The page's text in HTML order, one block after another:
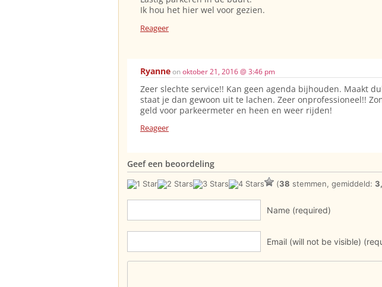
Ik hou het hier wel voor gezien.
Reageer
Ryanneonoktober 21, 2016 @ 3:46 pm
Zeer slechte service!! Kan geen agenda bijhouden. Maakt
staat je dan gewoon uit te lachen. Zeer onprofessioneel!!
geld voor parkeermeter en heen en weer rijden!
Reageer
Geef een beoordeling
(38 stemmen, gemiddeld:
Name (required)
Email (will not be visible)